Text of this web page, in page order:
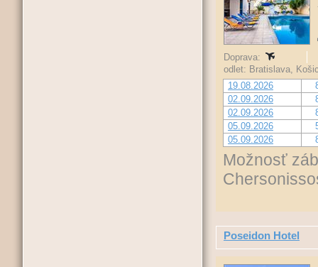
Doprava:
odlet: Bratislava,
19.08.2026
02.09.2026
02.09.2026
05.09.2026
05.09.2026
Možnosť
Poseidon Hotel